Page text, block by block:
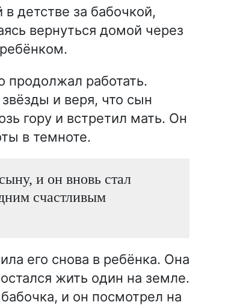
детстве за бабочкой,
вернуться домой через
продолжал работать.
и веря, что сын
гору и встретил мать. Он
в темноте.
и он вновь стал
счастливым
его снова в ребёнка. Она
жить один на земле.
и он посмотрел на